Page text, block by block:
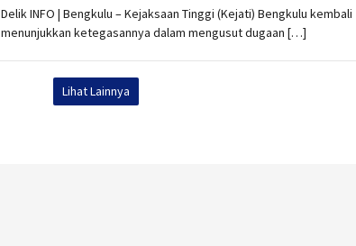
Delik INFO | Bengkulu – Kejaksaan Tinggi (Kejati) Bengkulu kembali
menunjukkan ketegasannya dalam mengusut dugaan […]
Lihat Lainnya